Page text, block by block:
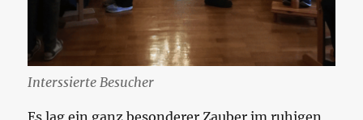
Interssierte Besucher